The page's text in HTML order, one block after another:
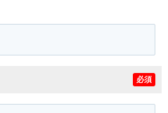
必須